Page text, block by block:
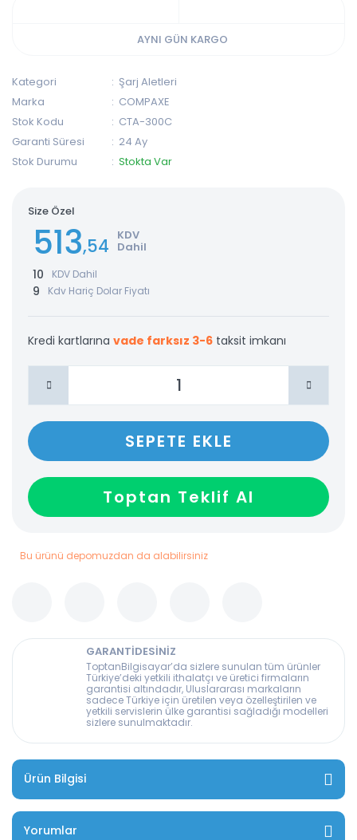
AYNI GÜN KARGO
Kategori
Şarj Aletleri
Marka
COMPAXE
Stok Kodu
CTA-300C
Garanti Süresi
24 Ay
Stok Durumu
Stokta Var
Size Özel
513,54 KDV
Dahil
10 KDV Dahil
9 Kdv Hariç Dolar Fiyatı
Kredi kartlarına vade farksız 3-6 taksit imkanı
SEPETE EKLE
Toptan Teklif Al
Bu ürünü depomuzdan da alabilirsiniz
GARANTİDESİNİZ
ToptanBilgisayar’da sizlere sunulan tüm ürünler
Türkiye’deki yetkili ithalatçı ve üretici firmaların
garantisi altındadır, Uluslararası markaların
sadece Türkiye için üretilen veya özelleştirilen ve
yetkili servislerin ülke garantisi sağladığı modelleri
sizlere sunulmaktadır.
Ürün Bilgisi
Yorumlar